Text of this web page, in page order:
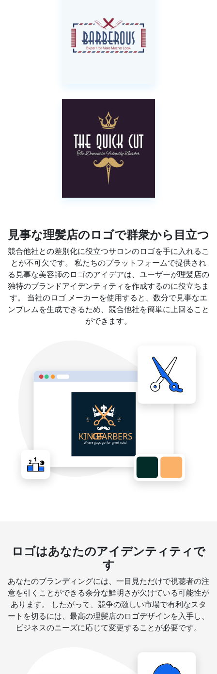
見事な理髪店のロゴで群衆から目立つ
競合他社との差別化に役立つサロンのロゴを手に入れるこ
とが不可欠です。 私たちのプラットフォームで提供され
る見事な美容師のロゴのアイデアは、ユーザーが理髪店の
独特のブランドアイデンティティを作成するのに役立ちま
す。 当社のロゴ メーカーを使用すると、数分で見事なエ
ンブレムを生成できるため、競合他社を簡単に上回ること
ができます。
ロゴはあなたのアイデンティティで
す
あなたのブランディングには、一目見ただけで視聴者の注
意を引くことができる余分な鮮明さが欠けている可能性が
あります。 したがって、競争の激しい市場で有利なスタ
ートを切るには、最高の理髪店のロゴデザインを入手し、
ビジネスのニーズに応じて変更することが必要です。